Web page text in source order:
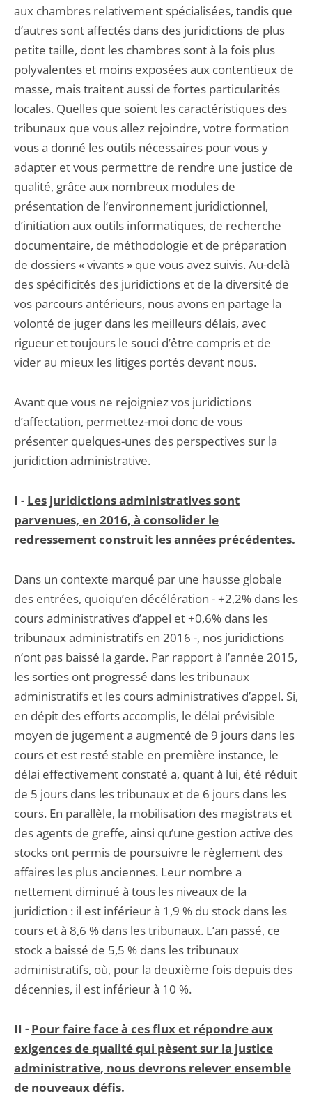
aux chambres relativement spécialisées, tandis que
d’autres sont affectés dans des juridictions de plus
petite taille, dont les chambres sont à la fois plus
polyvalentes et moins exposées aux contentieux de
masse, mais traitent aussi de fortes particularités
locales. Quelles que soient les caractéristiques des
tribunaux que vous allez rejoindre, votre formation
vous a donné les outils nécessaires pour vous y
adapter et vous permettre de rendre une justice de
qualité, grâce aux nombreux modules de
présentation de l’environnement juridictionnel,
d’initiation aux outils informatiques, de recherche
documentaire, de méthodologie et de préparation
de dossiers « vivants » que vous avez suivis. Au-delà
des spécificités des juridictions et de la diversité de
vos parcours antérieurs, nous avons en partage la
volonté de juger dans les meilleurs délais, avec
rigueur et toujours le souci d’être compris et de
vider au mieux les litiges portés devant nous.
Avant que vous ne rejoigniez vos juridictions
d’affectation, permettez-moi donc de vous
présenter quelques-unes des perspectives sur la
juridiction administrative.
I - Les juridictions administratives sont
parvenues, en 2016, à consolider le
redressement construit les années précédentes.
Dans un contexte marqué par une hausse globale
des entrées, quoiqu’en décélération - +2,2% dans les
cours administratives d’appel et +0,6% dans les
tribunaux administratifs en 2016 -, nos juridictions
n’ont pas baissé la garde. Par rapport à l’année 2015,
les sorties ont progressé dans les tribunaux
administratifs et les cours administratives d’appel. Si,
en dépit des efforts accomplis, le délai prévisible
moyen de jugement a augmenté de 9 jours dans les
cours et est resté stable en première instance, le
délai effectivement constaté a, quant à lui, été réduit
de 5 jours dans les tribunaux et de 6 jours dans les
cours. En parallèle, la mobilisation des magistrats et
des agents de greffe, ainsi qu’une gestion active des
stocks ont permis de poursuivre le règlement des
affaires les plus anciennes. Leur nombre a
nettement diminué à tous les niveaux de la
juridiction : il est inférieur à 1,9 % du stock dans les
cours et à 8,6 % dans les tribunaux. L’an passé, ce
stock a baissé de 5,5 % dans les tribunaux
administratifs, où, pour la deuxième fois depuis des
décennies, il est inférieur à 10 %.
II - Pour faire face à ces flux et répondre aux
exigences de qualité qui pèsent sur la justice
administrative, nous devrons relever ensemble
de nouveaux défis.